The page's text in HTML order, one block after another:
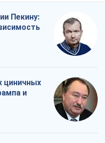
Пекину:
циничных
и